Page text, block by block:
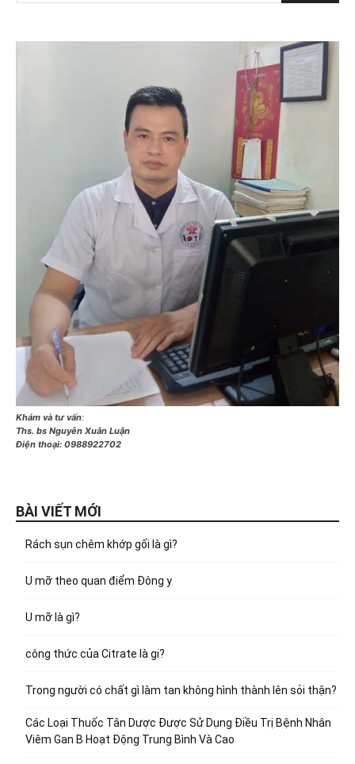
Khám và tư vấn:
Ths. bs Nguyễn Xuân Luận
Điện thoại: 0988922702
BÀI VIẾT MỚI
Rách sụn chêm khớp gối là gì?
U mỡ theo quan điểm Đông y
U mỡ là gì?
công thức của Citrate là gi?
Trong người có chất gì làm tan không hình thành lên sỏi thận?
Các Loại Thuốc Tân Dược Được Sử Dụng Điều Trị Bệnh Nhân
Viêm Gan B Hoạt Động Trung Bình Và Cao